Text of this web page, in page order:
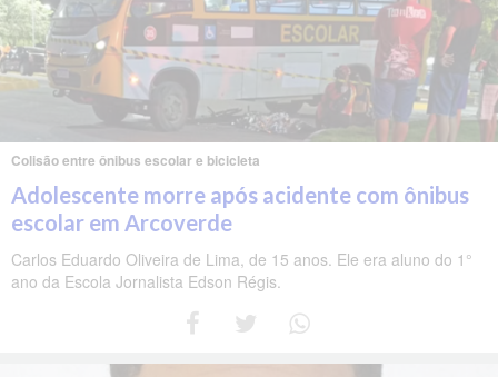
Colisão entre ônibus escolar e bicicleta
Adolescente morre após acidente com ônibus
escolar em Arcoverde
Carlos Eduardo Oliveira de Lima, de 15 anos. Ele era aluno do 1°
ano da Escola Jornalista Edson Régis.